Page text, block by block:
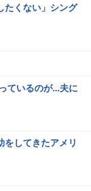
たくない」シング
ているのが...夫に
してきたアメリ